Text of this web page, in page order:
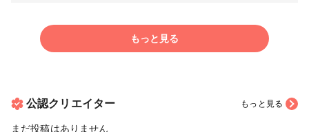
もっと見る
公認クリエイター もっと見る
まだ投稿はありません